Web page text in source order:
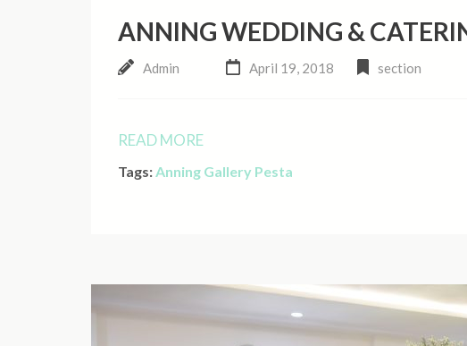
ANNING WEDDING &
Admin April 19, 2018 section
READ MORE
Tags:Anning Gallery Pesta